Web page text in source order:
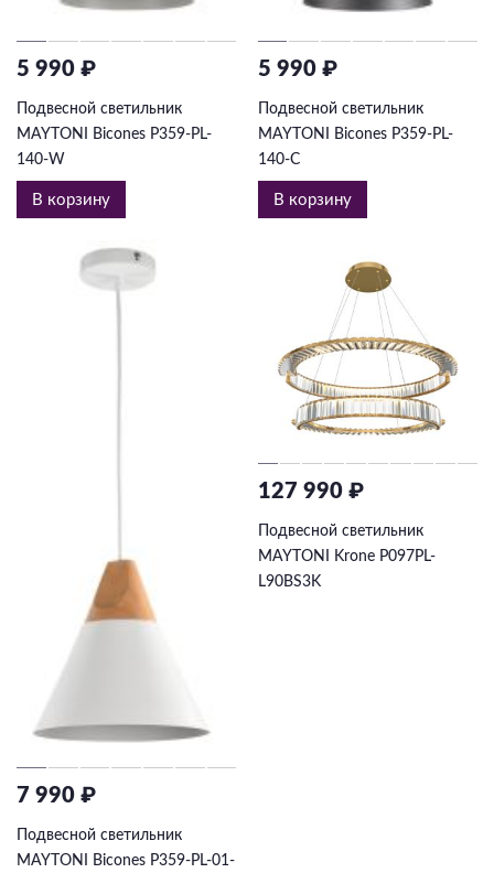
5 990 ₽
Подвесной светильник
MAYTONI Bicones P359-PL-
140-W
В корзину
5 990 ₽
Подвесной светильник
MAYTONI Bicones P359-PL-
140-C
В корзину
7 990 ₽
Подвесной светильник
MAYTONI Bicones P359-PL-01-
127 990 ₽
Подвесной светильник
MAYTONI Krone P097PL-
L90BS3K